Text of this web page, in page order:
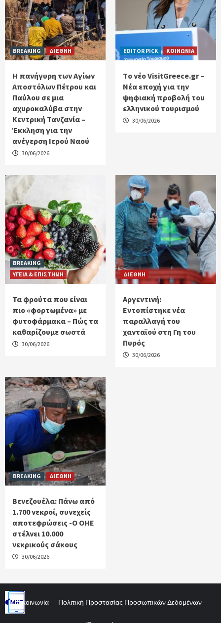
BREAKING ΔΙΕΘΝΗ
Η πανήγυρη των Αγίων
Αποστόλων Πέτρου και
Παύλου σε μια
αχυροκαλύβα στην
Κεντρική Τανζανία –
Έκκληση για την
ανέγερση Ιερού Ναού
30/06/2026
EDITOR PICK ΚΟΙΝΩΝΙΑ
Tο νέο VisitGreece.gr –
Νέα εποχή για την
ψηφιακή προβολή του
ελληνικού τουρισμού
30/06/2026
BREAKING
ΥΓΕΙΑ & ΕΠΙΣΤΗΜΗ
Τα φρούτα που είναι
πιο «φορτωμένα» με
φυτοφάρμακα – Πώς τα
καθαρίζουμε σωστά
30/06/2026
ΔΙΕΘΝΗ
Αργεντινή:
Εντοπίστηκε νέα
παραλλαγή του
χανταϊού στη Γη του
Πυρός
30/06/2026
BREAKING ΔΙΕΘΝΗ
Βενεζουέλα: Πάνω από
1.700 νεκροί, συνεχείς
αποτεφρώσεις -Ο ΟΗΕ
στέλνει 10.000
νεκρικούς σάκους
30/06/2026
Επικοινωνία Πολιτική Προστασίας Προσωπικών Δεδομένων